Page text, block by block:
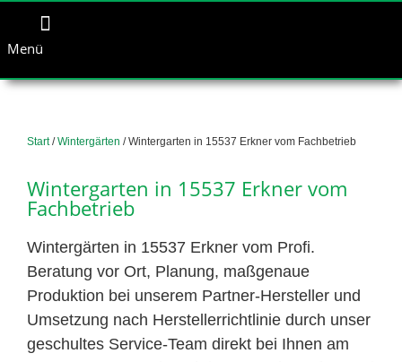
Menü
Start/Wintergärten / Wintergarten in 15537 Erkner vom Fachbetrieb
Wintergarten in 15537 Erkner vom
Fachbetrieb
Wintergärten in 15537 Erkner vom Profi.
Beratung vor Ort, Planung, maßgenaue
Produktion bei unserem Partner-Hersteller und
Umsetzung nach Herstellerrichtlinie durch unser
geschultes Service-Team direkt bei Ihnen am